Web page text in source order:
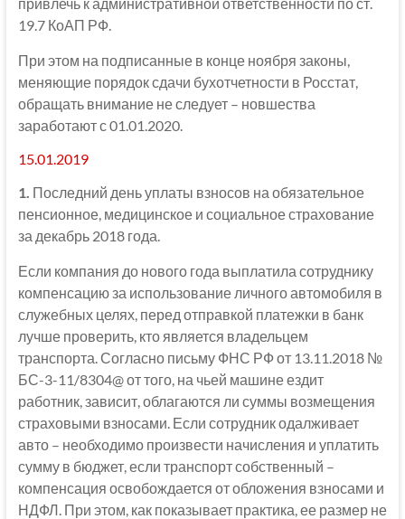
19.7 КоАП РФ.
При этом на подписанные в конце ноября законы,
меняющие порядок сдачи бухотчетности в Росстат,
обращать внимание не следует – новшества
заработают с 01.01.2020.
15.01.2019
1. Последний день уплаты взносов на обязательное
пенсионное, медицинское и социальное страхование
за декабрь 2018 года.
Если компания до нового года выплатила сотруднику
компенсацию за использование личного автомобиля в
служебных целях, перед отправкой платежки в банк
лучше проверить, кто является владельцем
транспорта. Согласно письму ФНС РФ от 13.11.2018 №
БС-3-11/8304@ от того, на чьей машине ездит
работник, зависит, облагаются ли суммы возмещения
страховыми взносами. Если сотрудник одалживает
авто – необходимо произвести начисления и уплатить
сумму в бюджет, если транспорт собственный –
компенсация освобождается от обложения взносами и
НДФЛ. При этом, как показывает практика, ее размер не